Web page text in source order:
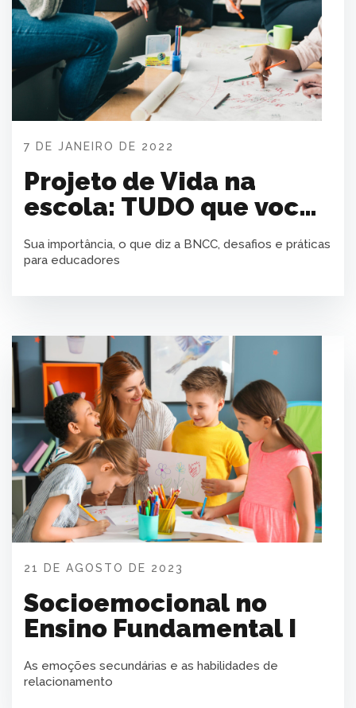
7 DE JANEIRO DE 2022
Projeto de Vida na
escola: TUDO que você
precisa.
Sua importância, o que diz a BNCC, desafios e práticas
para educadores
21 DE AGOSTO DE 2023
Socioemocional no
Ensino Fundamental I
As emoções secundárias e as habilidades de
relacionamento